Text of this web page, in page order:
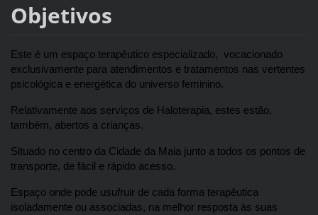
Objetivos
Este é um espaço terapêutico especializado,  vocacionado
exclusivamente para atendimentos e tratamentos nas vertentes
psicológica e energética do universo feminino.
Relativamente aos serviços de Haloterapia, estes estão,
também, abertos a crianças.
Situado no centro da Cidade da Maia junto a todos os pontos de
transporte, de fácil e rápido acesso.
Espaço onde pode usufruir de cada forma terapêutica
isoladamente ou associadas, na melhor resposta às suas